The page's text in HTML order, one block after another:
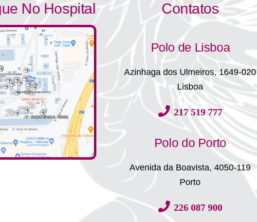
No Hospital Contatos
Polo de Lisboa
Azinhaga dos Ulmeiros, 1649-020
Lisboa
217 519 777
Polo do Porto
Avenida da Boavista, 4050-119
Porto
226 087 900